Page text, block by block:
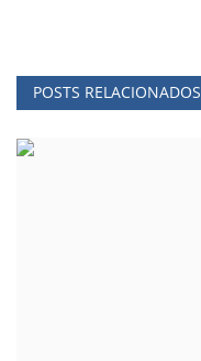
POSTS RELACIONADOS